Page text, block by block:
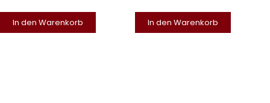
In den Warenkorb In den Warenkorb